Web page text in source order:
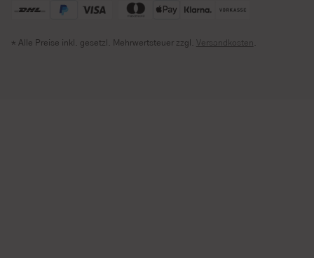
* Alle Preise inkl. gesetzl. Mehrwertsteuer zzgl. Versandkosten